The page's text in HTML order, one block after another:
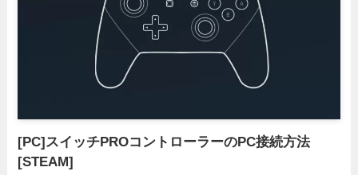
[PC]スイッチPROコントローラーのPC接続方法
[STEAM]